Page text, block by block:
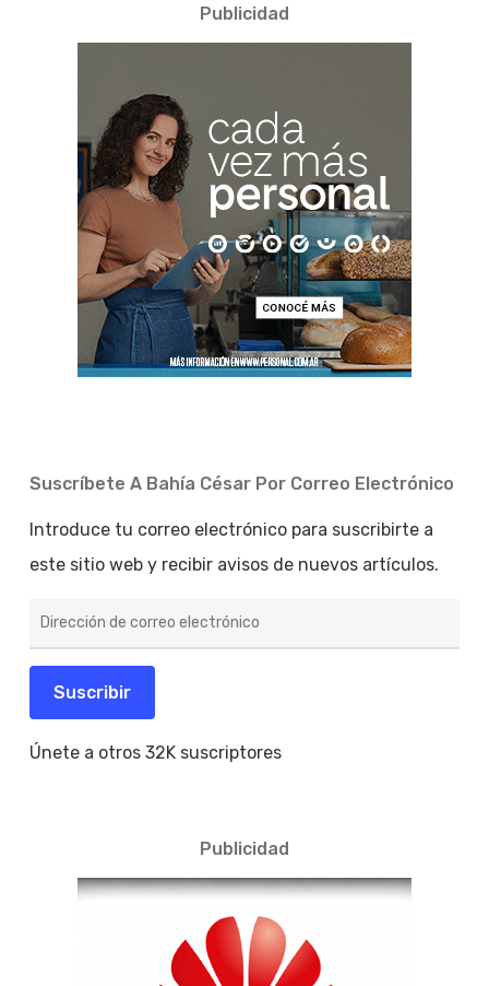
Publicidad
Suscríbete A Bahía César Por Correo Electrónico
Introduce tu correo electrónico para suscribirte a
este sitio web y recibir avisos de nuevos artículos.
de
electrónico
Suscribir
Únete a otros 32K suscriptores
Publicidad